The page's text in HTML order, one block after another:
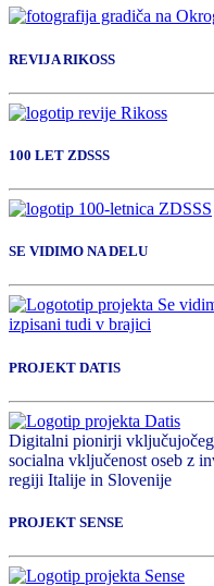
REVIJA RIKOSS
100 LET ZDSSS
SE VIDIMO NA DELU
PROJEKT DATIS
Digitalni pionirji
socialna vključenost oseb z
regiji Italije in Slovenije
PROJEKT SENSE